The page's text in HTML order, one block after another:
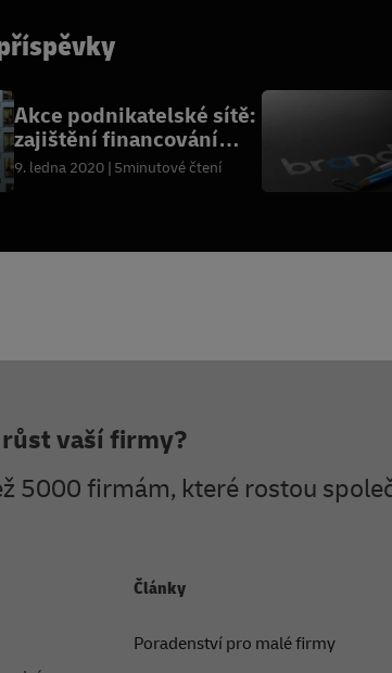
Akce podnikatelské sítě:
zajištění financování
tváří v tvář
9. ledna 2020 5minutové čtení
vaší firmy?
5000 firmám, které rostou
Články
Poradenství pro malé firmy